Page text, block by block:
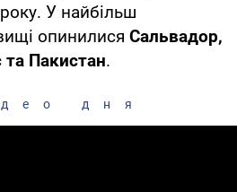
У найбільш
опинилися Сальвадор,
та Пакистан.
дня